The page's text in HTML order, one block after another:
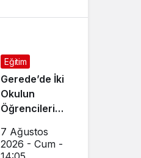
Eğitim
Gerede’de İki
Okulun
Öğrencileri
Eğitim
Görecek
7 Ağustos
2026 - Cum -